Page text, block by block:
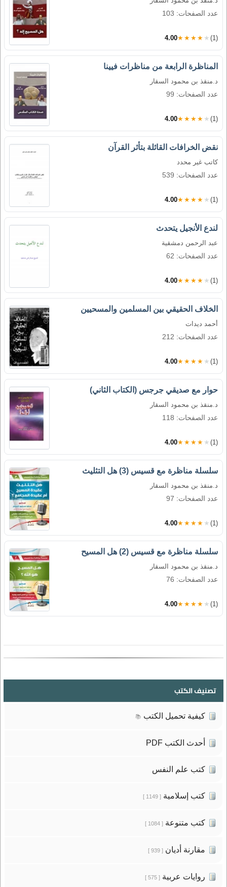
عدد الصفحات: 103
4.00★★★★★ (1)
المناظرة الرابعة من مناظرات فيينا
د.منقذ بن محمود السقار
عدد الصفحات: 99
4.00★★★★★ (1)
نقض الخرافات القائلة بتأثر القرآن
كاتب غير محدد
عدد الصفحات: 539
4.00★★★★★ (1)
لندع الأنجيل يتحدث
عبد الرحمن دمشقية
عدد الصفحات: 62
4.00★★★★★ (1)
الخلاف الحقيقي بين المسلمين والمسحيين
أحمد ديدات
عدد الصفحات: 212
4.00★★★★★ (1)
حوار مع صديقي جرجس (الكتاب الثاني)
د.منقذ بن محمود السقار
عدد الصفحات: 118
4.00★★★★★ (1)
سلسلة مناظرة مع قسيس (3) هل التثليث
د.منقذ بن محمود السقار
عدد الصفحات: 97
4.00★★★★★ (1)
سلسلة مناظرة مع قسيس (2) هل المسيح
د.منقذ بن محمود السقار
عدد الصفحات: 76
4.00★★★★★ (1)
تصنيف الكتب
كيفية تحميل الكتب 📚
أحدث الكتب PDF
كتب علم النفس
كتب إسلامية[ 1149 ]
كتب متنوعة[ 1084 ]
مقارنة أديان[ 939 ]
روايات عربية[ 575 ]